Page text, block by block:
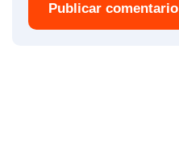
Publicar comentario